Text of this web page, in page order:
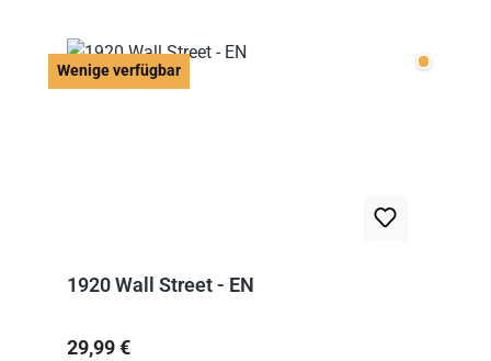
Wenige verfügbar Wenige
1920 Wall Street - EN
Regulärer Preis:
29,99 €